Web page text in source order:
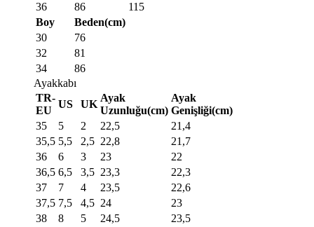
36
86
115
Boy
Beden(cm)
30
76
32
81
34
86
Ayakkabı
TR-
EU
US UK
Ayak
Uzunluğu(cm)
Ayak
Genişliği(cm)
35
5 2 22,5
21,4
35,5 5,5 2,5 22,8
21,7
36
6 3 23
22
36,5 6,5 3,5 23,3
22,3
37
7 4 23,5
22,6
37,5 7,5 4,5 24
23
38
8 5 24,5
23,5